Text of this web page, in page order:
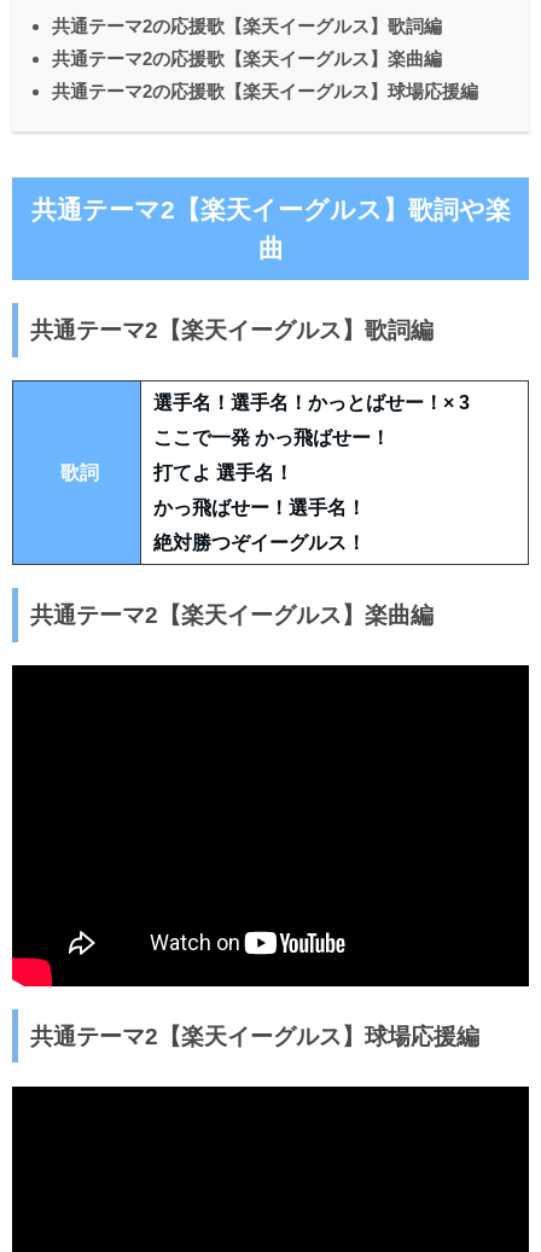
共通テーマ2の応援歌【楽天イーグルス】歌詞編
共通テーマ2の応援歌【楽天イーグルス】楽曲編
共通テーマ2の応援歌【楽天イーグルス】球場応援編
共通テーマ2【楽天イーグルス】歌詞や楽
曲
共通テーマ2【楽天イーグルス】歌詞編
歌詞
選手名！選手名！かっとばせー！× 3
ここで一発 かっ飛ばせー！
打てよ 選手名！
かっ飛ばせー！選手名！
絶対勝つぞイーグルス！
共通テーマ2【楽天イーグルス】楽曲編
共通テーマ2【楽天イーグルス】球場応援編